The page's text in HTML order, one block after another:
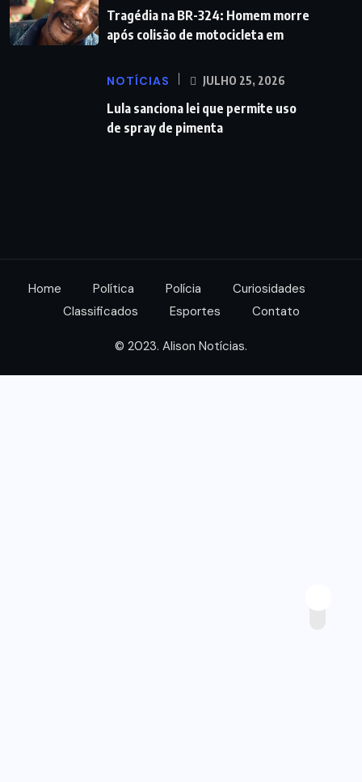
Tragédia na BR-324: Homem morre
após colisão de motocicleta em
NOTÍCIAS JULHO 25, 2026
Lula sanciona lei que permite uso
de spray de pimenta
Home Política Polícia
Curiosidades
Classificados
Esportes Contato
© 2023. Alison Notícias.